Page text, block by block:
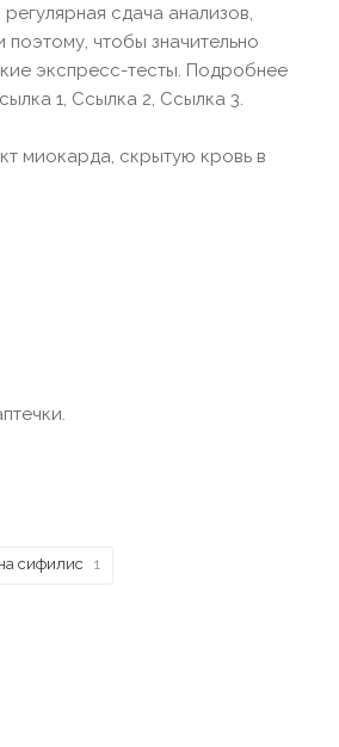
сдача анализов,
чтобы значительно
экспресс-тесты. Подробнее
1, Ссылка 2, Ссылка 3.
миокарда, скрытую кровь в
сифилис 1